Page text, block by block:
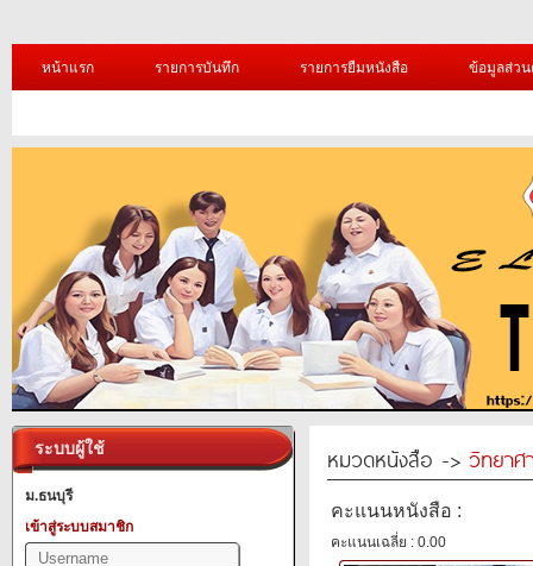
หน้าแรก รายการบันทึก รายการยืมหนังสือ ข้อมูลส่ว
ระบบผู้ใช้
ม.ธนบุรี
เข้าสู่ระบบสมาชิก
หมวดหนังสือ -> วิทยาศ
คะแนนหนังสือ :
คะแนนเฉลี่ย : 0.00